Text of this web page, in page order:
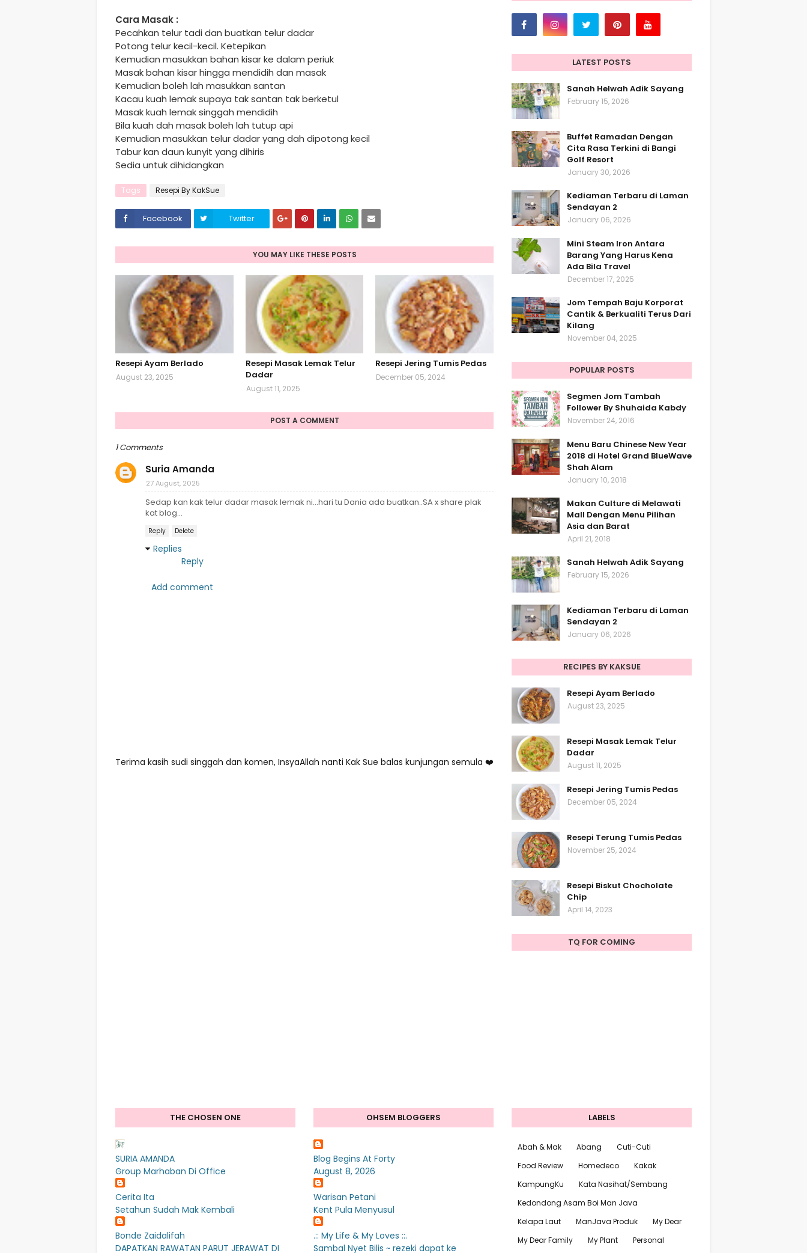
Cara Masak :
Pecahkan telur tadi dan buatkan telur dadar
Potong telur kecil-kecil. Ketepikan
Kemudian masukkan bahan kisar ke dalam periuk
Masak bahan kisar hingga mendidih dan masak
Kemudian boleh lah masukkan santan
Kacau kuah lemak supaya tak santan tak berketul
Masak kuah lemak singgah mendidih
Bila kuah dah masak boleh lah tutup api
Kemudian masukkan telur dadar yang dah dipotong kecil
Tabur kan daun kunyit yang dihiris
Sedia untuk dihidangkan
Tags Resepi By KakSue
Facebook Twitter
YOU MAY LIKE THESE POSTS
Resepi Ayam Berlado
August 23, 2025
Resepi Masak Lemak Telur
Dadar
August 11, 2025
Resepi Jering Tumis Pedas
December 05, 2024
POST A COMMENT
1 Comments
Suria Amanda
27 August, 2025
Sedap kan kak telur dadar masak lemak ni...hari tu Dania ada buatkan..SA x share plak
kat blog...
Reply Delete
Replies
Reply
Add comment
Terima kasih sudi singgah dan komen, InsyaAllah nanti Kak Sue balas kunjungan semula ❤️
LATEST POSTS
Sanah Helwah Adik Sayang
February 15, 2026
Buffet Ramadan Dengan
Cita Rasa Terkini di Bangi
Golf Resort
January 30, 2026
Kediaman Terbaru di Laman
Sendayan 2
January 06, 2026
Mini Steam Iron Antara
Barang Yang Harus Kena
Ada Bila Travel
December 17, 2025
Jom Tempah Baju Korporat
Cantik & Berkualiti Terus Dari
Kilang
November 04, 2025
POPULAR POSTS
Segmen Jom Tambah
Follower By Shuhaida Kabdy
November 24, 2016
Menu Baru Chinese New Year
2018 di Hotel Grand BlueWave
Shah Alam
January 10, 2018
Makan Culture di Melawati
Mall Dengan Menu Pilihan
Asia dan Barat
April 21, 2018
Sanah Helwah Adik Sayang
February 15, 2026
Kediaman Terbaru di Laman
Sendayan 2
January 06, 2026
RECIPES BY KAKSUE
Resepi Ayam Berlado
August 23, 2025
Resepi Masak Lemak Telur
Dadar
August 11, 2025
Resepi Jering Tumis Pedas
December 05, 2024
Resepi Terung Tumis Pedas
November 25, 2024
Resepi Biskut Chocholate
Chip
April 14, 2023
TQ FOR COMING
THE CHOSEN ONE
SURIA AMANDA
Group Marhaban Di Office
Cerita Ita
Setahun Sudah Mak Kembali
Bonde Zaidalifah
DAPATKAN RAWATAN PARUT JERAWAT DI
OHSEM BLOGGERS
Blog Begins At Forty
August 8, 2026
Warisan Petani
Kent Pula Menyusul
.:: My Life & My Loves ::.
Sambal Nyet Bilis ~ rezeki dapat ke
LABELS
Abah & Mak Abang
Cuti-Cuti
Food Review
Homedeco
Kakak
KampungKu
Kata Nasihat/Sembang
Kedondong Asam Boi Man Java
Kelapa Laut
ManJava Produk
My Dear
My Dear Family
My Plant Personal